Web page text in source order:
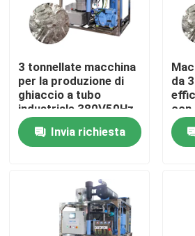
Visita alla fabbrica
Contattaci
Chiedi un preventivo
Macchine per ghiaccio a tubo
macchine per il ghiaccio a
3 tonnellate macchina
per la produzione di
ghiaccio a tubo
industriale 380V50Hz
per hotel e ristoranti
Invia richiesta
da
con